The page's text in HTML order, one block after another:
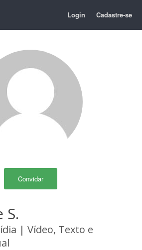
Login Cadastre-se
Convidar
S.
| Vídeo, Texto e